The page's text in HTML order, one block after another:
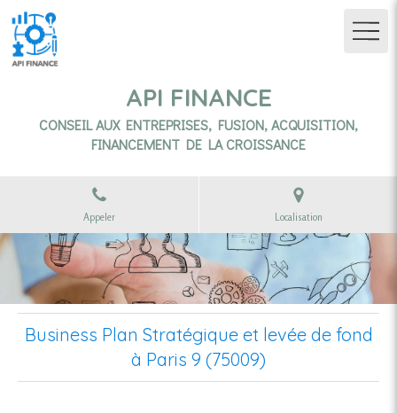
API FINANCE
CONSEIL AUX ENTREPRISES, FUSION, ACQUISITION,
FINANCEMENT DE LA CROISSANCE
Appeler Localisation
Business Plan Stratégique et levée de fond
à Paris 9 (75009)